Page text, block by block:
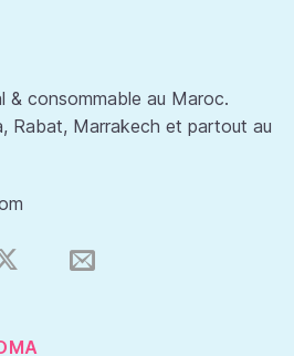
& consommable au Maroc.
Rabat, Marrakech et partout au